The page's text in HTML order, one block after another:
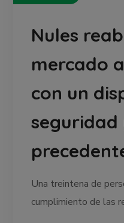
Nules
mercado
con un
seguridad
Una treintena de
cumplimiento de las